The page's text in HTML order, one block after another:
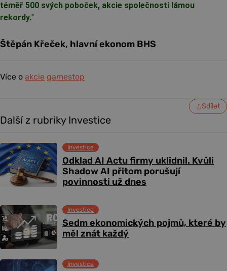
téměř 500 svých poboček, akcie společnosti lámou
rekordy."
Štěpán Křeček, hlavní ekonom BHS
Více o akcie gamestop
Sdílet
Další z rubriky Investice
Odklad AI Actu firmy uklidnil. Kvůli
Shadow AI přitom porušují
povinnosti už dnes
Investice
Sedm ekonomických pojmů, které by
měl znát každý
Investice
Investice